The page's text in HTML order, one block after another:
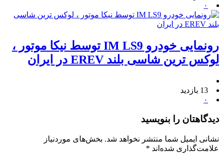
۰
رونمایی خودرو IM LS9 توسط نیکا موتور ،
لوکس ترین شاسی بلند EREV در ایران
13 بازدید
۰
دیدگاهتان را بنویسید
نشانی ایمیل شما منتشر نخواهد شد. بخش‌های موردنیاز
علامت‌گذاری شده‌اند *